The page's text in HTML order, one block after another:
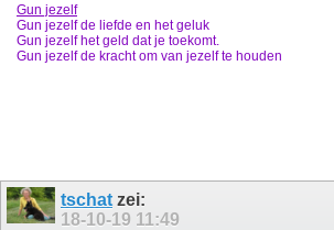
Gun jezelf
Gun jezelf de liefde en het geluk
Gun jezelf het geld dat je toekomt.
Gun jezelf de kracht om van jezelf te houden
tschat zei:
18-10-19 11:49